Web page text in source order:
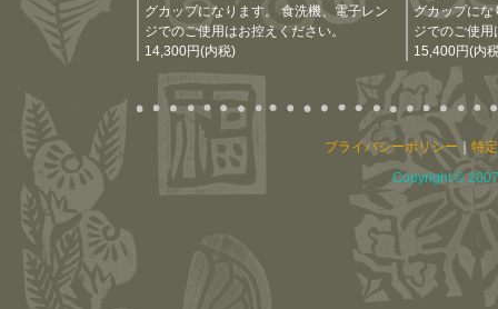
グカップになります。 食洗機、電子レン
ジでのご使用はお控えください。
14,300円(内税)
グカップにな
ジでのご使
15,400円(内
プライバシーポリシー
特
Copyright ©